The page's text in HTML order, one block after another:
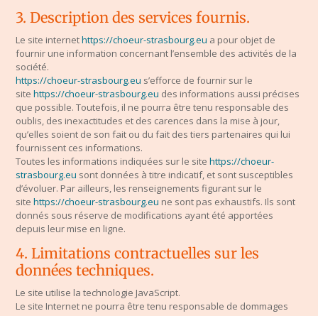
3. Description des services fournis.
Le site internethttps://choeur-strasbourg.eu a pour objet de
fournir une information concernant l’ensemble des activités de la
société.
https://choeur-strasbourg.eu s’efforce de fournir sur le
sitehttps://choeur-strasbourg.eu des informations aussi précises
que possible. Toutefois, il ne pourra être tenu responsable des
oublis, des inexactitudes et des carences dans la mise à jour,
qu’elles soient de son fait ou du fait des tiers partenaires qui lui
fournissent ces informations.
Toutes les informations indiquées sur le sitehttps://choeur-
strasbourg.eu sont données à titre indicatif, et sont susceptibles
d’évoluer. Par ailleurs, les renseignements figurant sur le
sitehttps://choeur-strasbourg.eu ne sont pas exhaustifs. Ils sont
donnés sous réserve de modifications ayant été apportées
depuis leur mise en ligne.
4. Limitations contractuelles sur les
données techniques.
Le site utilise la technologie JavaScript.
Le site Internet ne pourra être tenu responsable de dommages